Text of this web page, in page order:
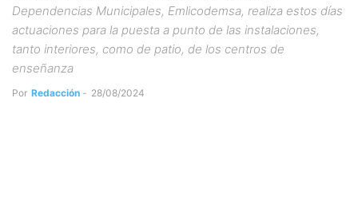
Dependencias Municipales, Emlicodemsa, realiza estos días
actuaciones para la puesta a punto de las instalaciones,
tanto interiores, como de patio, de los centros de
enseñanza
Por Redacción - 28/08/2024